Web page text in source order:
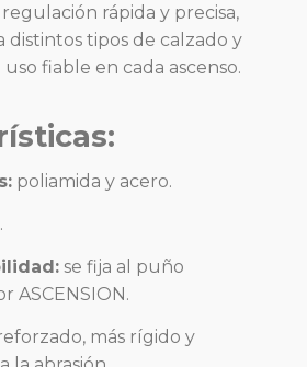
rápida y precisa,
distintos tipos de calzado y
fiable en cada ascenso.
poliamida y acero.
se fija al puño
ASCENSION.
más rígido y